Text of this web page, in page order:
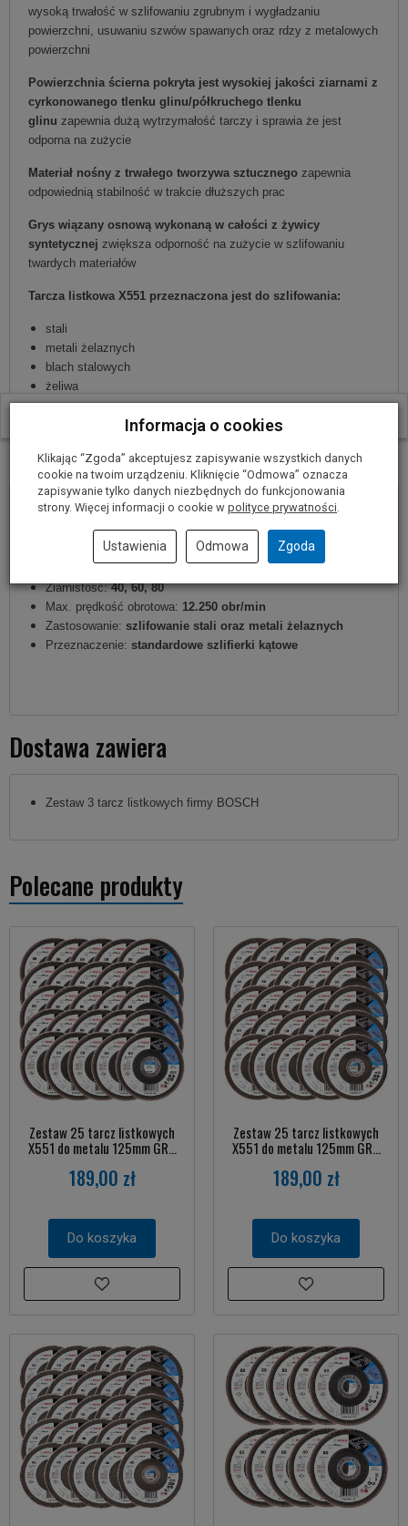
wysoką trwałość w szlifowaniu zgrubnym i wygładzaniu
powierzchni, usuwaniu szwów spawanych oraz rdzy z metalowych
powierzchni
Powierzchnia ścierna pokryta jest wysokiej jakości ziarnami z
cyrkonowanego tlenku glinu/półkruchego tlenku
glinu zapewnia dużą wytrzymałość tarczy i sprawia że jest
odporna na zużycie
Materiał nośny z trwałego tworzywa sztucznego zapewnia
odpowiednią stabilność w trakcie dłuższych prac
Grys wiązany osnową wykonaną w całości z żywicy
syntetycznej zwiększa odporność na zużycie w szlifowaniu
twardych materiałów
Tarcza listkowa X551 przeznaczona jest do szlifowania:
stali
metali żelaznych
blach stalowych
żeliwa
Parametry techniczne
Średnica zewnętrzna tarczy:125 mm
Średnica wewnętrzna tarczy:22,2 mm
Materiał nośny:tworzywo sztuczne
Materiał ścierny:cyrkonowy tlenek glinu
Ziarnistość:40, 60, 80
Max. prędkość obrotowa: 12.250 obr/min
Zastosowanie: szlifowanie stali oraz metali żelaznych
Przeznaczenie: standardowe szlifierki kątowe
Dostawa zawiera
Zestaw 3 tarcz listkowych firmy BOSCH
Polecane produkty
Zestaw 25 tarcz listkowych
X551 do metalu 125mm GR...
189,00 zł
Do koszyka
Zestaw 25 tarcz listkowych
X551 do metalu 125mm GR...
189,00 zł
Do koszyka
W ostatnich 30 dniach produktem interesują się
Informacja o cookies
Klikając “Zgoda” akceptujesz zapisywanie wszystkich danych
cookie na twoim urządzeniu. Kliknięcie “Odmowa” oznacza
zapisywanie tylko danych niezbędnych do funkcjonowania
strony. Więcej informacji o cookie w polityce prywatności.
Ustawienia Odmowa Zgoda